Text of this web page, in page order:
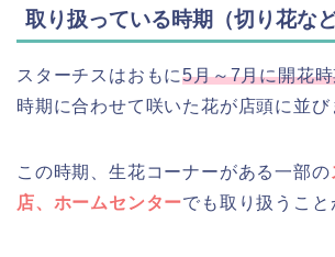
取り扱っている時期（切り花など
スターチスはおもに5月～7月に開花
時期に合わせて咲いた花が店頭に並び
この時期、生花コーナーがある一部の
店、ホームセンターでも取り扱うこと